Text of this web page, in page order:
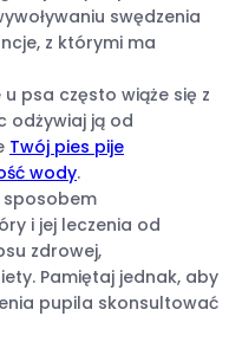
swędzenia
z którymi ma
psa często wiąże się z
odżywiaj ją od
Twój pies pije
wody.
sposobem
i jej leczenia od
zdrowej,
Pamiętaj jednak, aby
pupila skonsultować